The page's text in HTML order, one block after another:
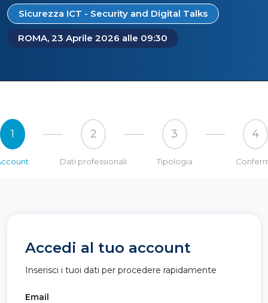
Sicurezza ICT - Security and Digital Talks
ROMA, 23 Aprile 2026 alle 09:30
1 2
Dati professionali
3
Tipologia
4
Accedi al tuo account
Inserisci i tuoi dati per procedere rapidamente
Email